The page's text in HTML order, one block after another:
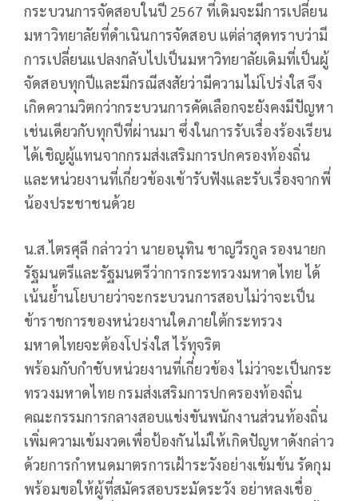
กระบวนการจัดสอบในปี 2567 ที่เดิมจะมีการเปลี่ยน
มหาวิทยาลัยที่ดำเนินการจัดสอบ แต่ล่าสุดทราบว่ามี
การเปลี่ยนแปลงกลับไปเป็นมหาวิทยาลัยเดิมที่เป็นผู้
จัดสอบทุกปีและมีกรณีสงสัยว่ามีความไม่โปร่งใส จึง
เกิดความวิตกว่ากระบวนการคัดเลือกจะยังคงมีปัญหา
เช่นเดียวกับทุกปีที่ผ่านมา ซึ่งในการรับเรื่องร้องเรียน
ได้เชิญผู้แทนจากกรมส่งเสริมการปกครองท้องถิ่น
และหน่วยงานที่เกี่ยวข้องเข้ารับฟังและรับเรื่องจากพี่
น้องประชาชนด้วย
น.ส.ไตรศุลี กล่าวว่า นายอนุทิน ชาญวีรกูล รองนายก
รัฐมนตรีและรัฐมนตรีว่าการกระทรวงมหาดไทย ได้
เน้นย้ำนโยบายว่าจะกระบวนการสอบไม่ว่าจะเป็น
ข้าราชการของหน่วยงานใดภายใต้กระทรวง
มหาดไทยจะต้องโปร่งใส ไร้ทุจริต
พร้อมกับกำชับหน่วยงานที่เกี่ยวข้อง ไม่ว่าจะเป็นกระ
ทรวงมหาดไทย กรมส่งเสริมการปกครองท้องถิ่น
คณะกรรมการกลางสอบแข่งขันพนักงานส่วนท้องถิ่น
เพิ่มความเข้มงวดเพื่อป้องกันไม่ให้เกิดปัญหาดังกล่าว
ด้วยการกำหนดมาตรการเฝ้าระวังอย่างเข้มข้น รัดกุม
พร้อมขอให้ผู้ที่สมัครสอบระมัดระวัง อย่าหลงเชื่อ